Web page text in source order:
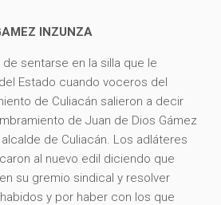
INZUNZA
sentarse en la silla que le
Estado cuando voceros del
de Culiacán salieron a decir
de Juan de Dios Gámez
de Culiacán. Los adláteres
al nuevo edil diciendo que
su gremio sindical y resolver
y por haber con los que